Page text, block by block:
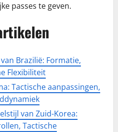
passes te geven.
Brazilië: Formatie,
Flexibiliteit
Tactische aanpassingen,
van Zuid-Korea:
Tactische